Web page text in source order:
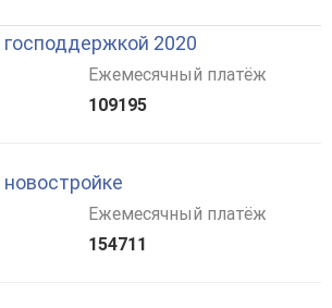
2020
Ежемесячный платёж
109195
Ежемесячный платёж
154711